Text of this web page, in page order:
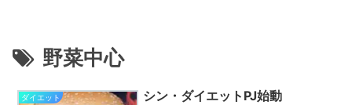
野菜中心
ダイエット シン・ダイエットPJ始動